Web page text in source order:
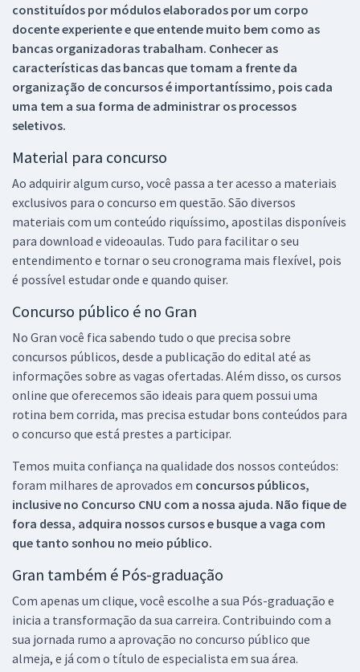
constituídos por módulos elaborados por um corpo
docente experiente e que entende muito bem como as
bancas organizadoras trabalham. Conhecer as
características das bancas que tomam a frente da
organização de concursos é importantíssimo, pois cada
uma tem a sua forma de administrar os processos
seletivos.
Material para concurso
Ao adquirir algum curso, você passa a ter acesso a materiais
exclusivos para o concurso em questão. São diversos
materiais com um conteúdo riquíssimo, apostilas disponíveis
para download e videoaulas. Tudo para facilitar o seu
entendimento e tornar o seu cronograma mais flexível, pois
é possível estudar onde e quando quiser.
Concurso público é no Gran
No Gran você fica sabendo tudo o que precisa sobre
concursos públicos, desde a publicação do edital até as
informações sobre as vagas ofertadas. Além disso, os cursos
online que oferecemos são ideais para quem possui uma
rotina bem corrida, mas precisa estudar bons conteúdos para
o concurso que está prestes a participar.
Temos muita confiança na qualidade dos nossos conteúdos:
foram milhares de aprovados em concursos públicos,
inclusive no Concurso CNU com a nossa ajuda. Não fique de
fora dessa, adquira nossos cursos e busque a vaga com
que tanto sonhou no meio público.
Gran também é Pós-graduação
Com apenas um clique, você escolhe a sua Pós-graduação e
inicia a transformação da sua carreira. Contribuindo com a
sua jornada rumo a aprovação no concurso público que
almeja, e já com o título de especialista em sua área.